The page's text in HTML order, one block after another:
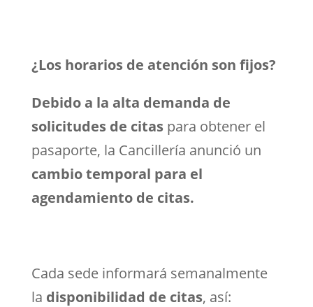
¿Los horarios de atención son fijos?
Debido a la alta demanda de
solicitudes de citaspara obtener el
pasaporte, la Cancillería anunció un
cambio temporal para el
agendamiento de citas.
Cada sede informará semanalmente
la disponibilidad de citas, así: